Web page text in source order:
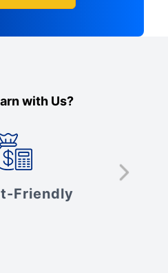
with Us?
Friendly